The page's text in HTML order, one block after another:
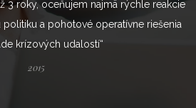
3 roky, oceňujem najmä rýchle reakcie
a pohotové operatívne riešenia
krízových udalostí“
2015